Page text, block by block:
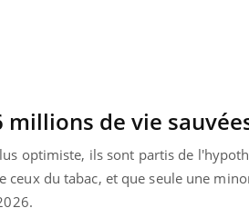
millions de vie
optimiste, ils sont partis de
ceux du tabac, et que seule une
sans
Mon
sensible